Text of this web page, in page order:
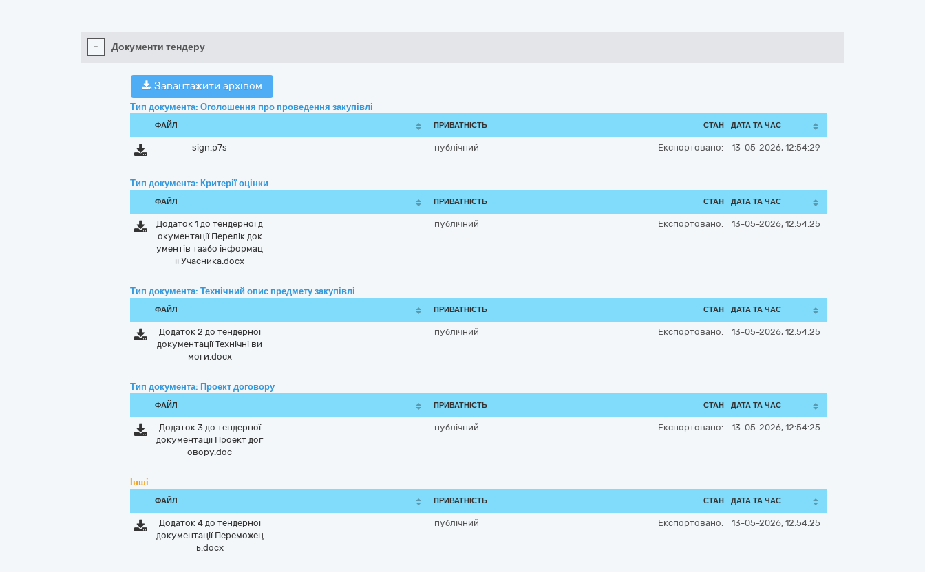
- Документи тендеру
Завантажити архівом
Тип документа: Оголошення про проведення закупівлі
ФАЙЛ ПРИВАТНІСТЬ СТАН ДАТА ТА ЧАС
sign.p7s публічний Експортовано: 13-05-2026, 12:54:29
Тип документа: Критерії оцінки
ФАЙЛ ПРИВАТНІСТЬ СТАН ДАТА ТА ЧАС
Додаток 1 до тендерної д
окументації Перелік док
ументів таабо інформац
ії Учасника.docx
публічний Експортовано: 13-05-2026, 12:54:25
Тип документа: Технічний опис предмету закупівлі
ФАЙЛ ПРИВАТНІСТЬ СТАН ДАТА ТА ЧАС
Додаток 2 до тендерної
документації Технічні ви
моги.docx
публічний Експортовано: 13-05-2026, 12:54:25
Тип документа: Проект договору
ФАЙЛ ПРИВАТНІСТЬ СТАН ДАТА ТА ЧАС
Додаток 3 до тендерної
документації Проект дог
овору.doc
публічний Експортовано: 13-05-2026, 12:54:25
Інші
ФАЙЛ ПРИВАТНІСТЬ СТАН ДАТА ТА ЧАС
Додаток 4 до тендерної
документації Переможец
ь.docx
публічний Експортовано: 13-05-2026, 12:54:25